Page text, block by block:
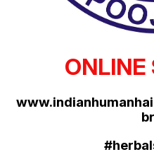
ONLINE